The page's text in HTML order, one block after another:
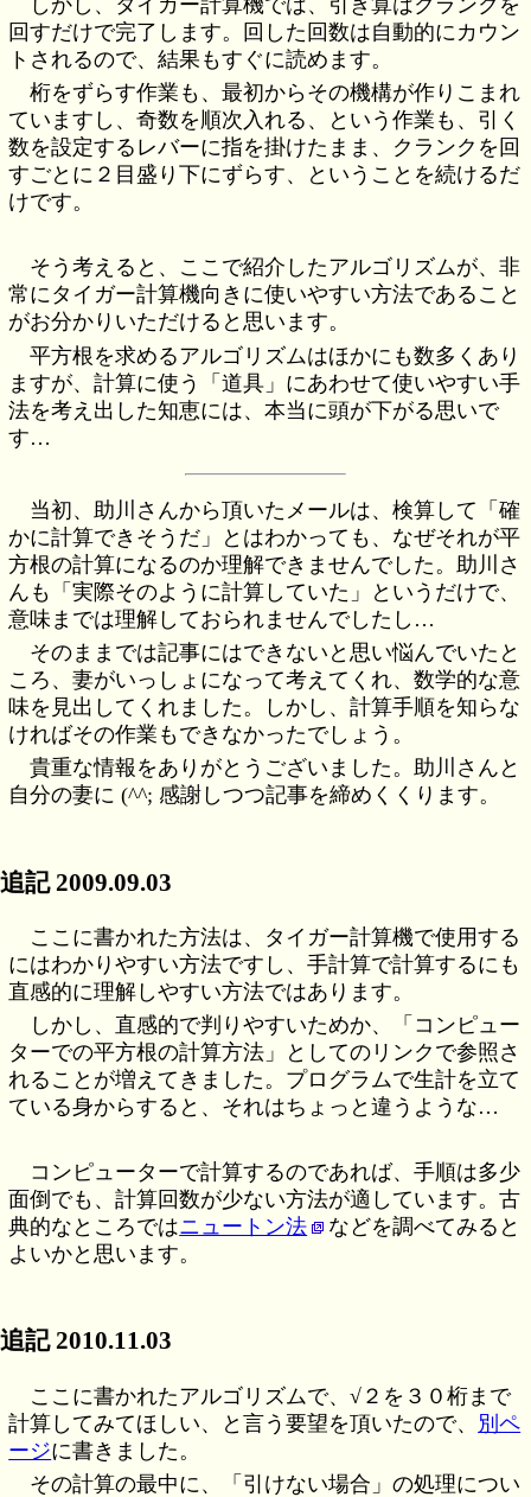
しかし、タイガー計算機では、引き算はクランクを
回すだけで完了します。回した回数は自動的にカウン
トされるので、結果もすぐに読めます。
桁をずらす作業も、最初からその機構が作りこまれ
ていますし、奇数を順次入れる、という作業も、引く
数を設定するレバーに指を掛けたまま、クランクを回
すごとに２目盛り下にずらす、ということを続けるだ
けです。
そう考えると、ここで紹介したアルゴリズムが、非
常にタイガー計算機向きに使いやすい方法であること
がお分かりいただけると思います。
平方根を求めるアルゴリズムはほかにも数多くあり
ますが、計算に使う「道具」にあわせて使いやすい手
法を考え出した知恵には、本当に頭が下がる思いで
す…
当初、助川さんから頂いたメールは、検算して「確
かに計算できそうだ」とはわかっても、なぜそれが平
方根の計算になるのか理解できませんでした。助川さ
んも「実際そのように計算していた」というだけで、
意味までは理解しておられませんでしたし…
そのままでは記事にはできないと思い悩んでいたと
ころ、妻がいっしょになって考えてくれ、数学的な意
味を見出してくれました。しかし、計算手順を知らな
ければその作業もできなかったでしょう。
貴重な情報をありがとうございました。助川さんと
自分の妻に (^^; 感謝しつつ記事を締めくくります。
追記 2009.09.03
ここに書かれた方法は、タイガー計算機で使用する
にはわかりやすい方法ですし、手計算で計算するにも
直感的に理解しやすい方法ではあります。
しかし、直感的で判りやすいためか、「コンピュー
ターでの平方根の計算方法」としてのリンクで参照さ
れることが増えてきました。プログラムで生計を立て
ている身からすると、それはちょっと違うような…
コンピューターで計算するのであれば、手順は多少
面倒でも、計算回数が少ない方法が適しています。古
典的なところではニュートン法
などを調べてみると
よいかと思います。
追記 2010.11.03
ここに書かれたアルゴリズムで、√２を３０桁まで
計算してみてほしい、と言う要望を頂いたので、 別ペ
ージに書きました。
その計算の最中に、「引けない場合」の処理につい